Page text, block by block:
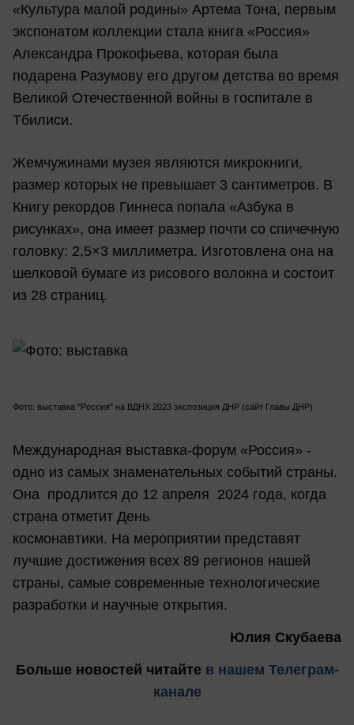
«Культура малой родины» Артема Тона, первым
экспонатом коллекции стала книга «Россия»
Александра Прокофьева, которая была
подарена Разумову его другом детства во время
Великой Отечественной войны в госпитале в
Тбилиси.
Жемчужинами музея являются микрокниги,
размер которых не превышает 3 сантиметров. В
Книгу рекордов Гиннеса попала «Азбука в
рисунках», она имеет размер почти со спичечную
головку: 2,5×3 миллиметра. Изготовлена она на
шелковой бумаге из рисового волокна и состоит
из 28 страниц.
Фото: выставка "Россия" на ВДНХ 2023 экспозиция ДНР (сайт Главы ДНР)
Международная выставка-форум «Россия» -
одно из самых знаменательных событий страны.
Она продлится до 12 апреля 2024 года, когда
страна отметит День
космонавтики. На мероприятии представят
лучшие достижения всех 89 регионов нашей
страны, самые современные технологические
разработки и научные открытия.
Юлия Скубаева
Больше новостей читайте в нашем Телеграм-
канале